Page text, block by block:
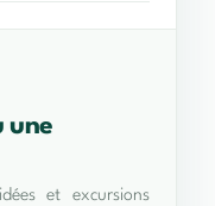
une
et excursions